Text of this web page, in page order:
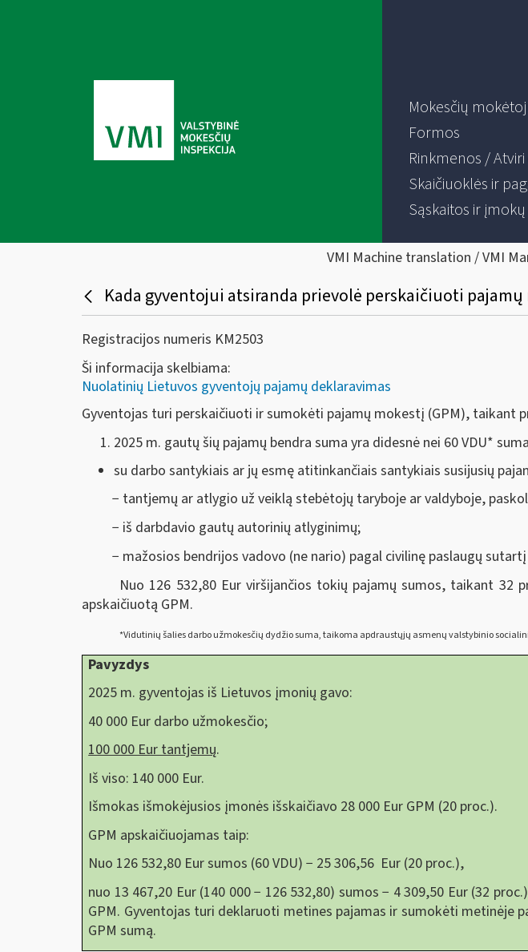
Mokesčių
Formos
Rinkmenos /
Skaičiuoklės ir
Sąskaitos ir
VMI Machine translation / VMI
Kada gyventojui atsiranda prievolė perskaičiuoti
Registracijos numeris KM2503
Ši informacija skelbiama:
Nuolatinių Lietuvos gyventojų pajamų deklaravimas
Gyventojas turi perskaičiuoti ir sumokėti pajamų mokestį (GPM), taikant
2025 m. gautų šių pajamų bendra suma yra didesnė nei 60 VDU*
su darbo santykiais ar jų esmę atitinkančiais santykiais susijusių
− tantjemų ar atlygio už veiklą stebėtojų taryboje ar valdyboje,
− iš darbdavio gautų autorinių atlyginimų;
− mažosios bendrijos vadovo (ne nario) pagal civilinę paslaugų
Nuo 126 532,80 Eur viršijančios tokių pajamų sumos, taikant
apskaičiuotą GPM.
*Vidutinių šalies darbo užmokesčių dydžio suma, taikoma apdraustųjų asmenų valstybinio
Pavyzdys
2025 m. gyventojas iš Lietuvos įmonių gavo:
40 000 Eur darbo užmokesčio;
100 000 Eur tantjemų.
Iš viso: 140 000 Eur.
Išmokas išmokėjusios įmonės išskaičiavo 28 000 Eur GPM (20 proc.).
GPM apskaičiuojamas taip:
Nuo 126 532,80 Eur sumos (60 VDU) − 25 306,56 Eur (20 proc.),
nuo 13 467,20 Eur (140 000 − 126 532,80) sumos − 4 309,50 Eur (32
GPM. Gyventojas turi deklaruoti metines pajamas ir sumokėti metinėje
GPM sumą.